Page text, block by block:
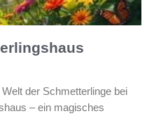
der Schmetterlinge bei
– ein magisches